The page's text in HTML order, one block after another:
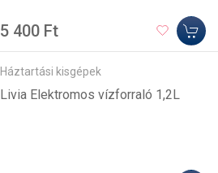
5 400 Ft
Háztartási kisgépek
Livia Elektromos vízforraló 1,2L